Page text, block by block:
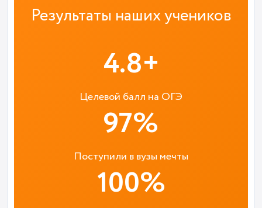
Результаты наших учеников
4.8+
Целевой балл на ОГЭ
97%
Поступили в вузы мечты
100%